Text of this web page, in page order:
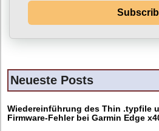
Neueste Posts
Wiedereinführung des Thin .typfile
Firmware-Fehler bei Garmin Edge